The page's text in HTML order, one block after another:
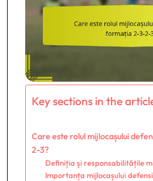
Key sections in the
Care este rolul mijlocașului
2-3?
Definiția și responsabilitățile
Importanța mijlocașului